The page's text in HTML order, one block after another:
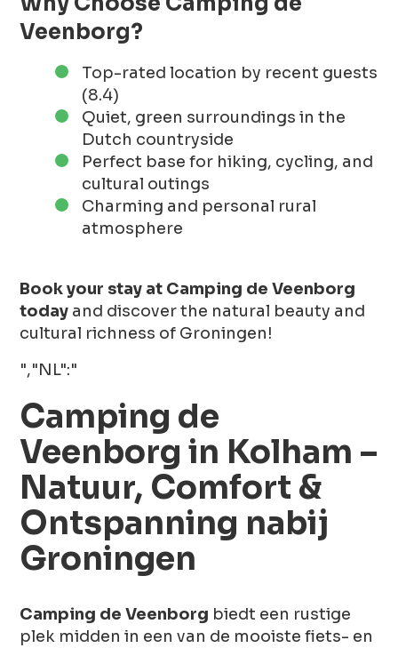
Veenborg?
Top-rated location by recent guests
(8.4)
Quiet, green surroundings in the
Dutch countryside
Perfect base for hiking, cycling, and
cultural outings
Charming and personal rural
atmosphere
Book your stay at Camping de Veenborg
today and discover the natural beauty and
cultural richness of Groningen!
","NL":"
Camping de
Veenborg in Kolham –
Natuur, Comfort &
Ontspanning nabij
Groningen
Camping de Veenborg biedt een rustige
plek midden in een van de mooiste fiets- en